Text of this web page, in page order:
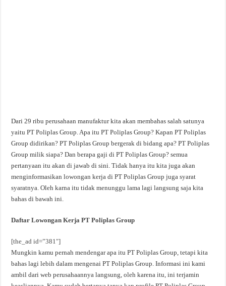
Dari 29 ribu perusahaan manufaktur kita akan membahas salah satunya
yaitu PT Poliplas Group. Apa itu PT Poliplas Group? Kapan PT Poliplas
Group didirikan? PT Poliplas Group bergerak di bidang apa? PT Poliplas
Group milik siapa? Dan berapa gaji di PT Poliplas Group? semua
pertanyaan itu akan di jawab di sini. Tidak hanya itu kita juga akan
menginformasikan lowongan kerja di PT Poliplas Group juga syarat
syaratnya. Oleh karna itu tidak menunggu lama lagi langsung saja kita
bahas di bawah ini.
Daftar Lowongan Kerja PT Poliplas Group
[the_ad id=”381″]
Mungkin kamu pernah mendengar apa itu PT Poliplas Group, tetapi kita
bahas lagi lebih dalam mengenai PT Poliplas Group. Informasi ini kami
ambil dari web perusahaannya langsung, oleh karena itu, ini terjamin